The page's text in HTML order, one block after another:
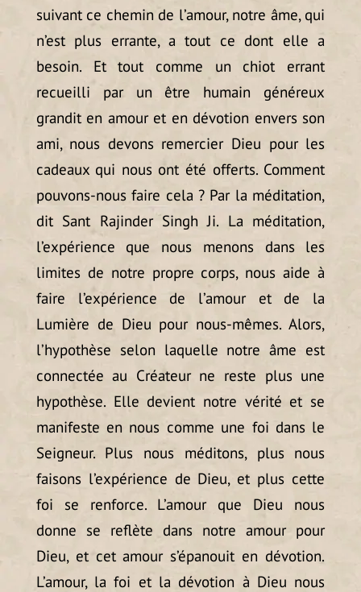
suivant ce chemin de l’amour, notre âme, qui
n’est plus errante, a tout ce dont elle a
besoin. Et tout comme un chiot errant
recueilli par un être humain généreux
grandit en amour et en dévotion envers son
ami, nous devons remercier Dieu pour les
cadeaux qui nous ont été offerts. Comment
pouvons-nous faire cela ? Par la méditation,
dit Sant Rajinder Singh Ji. La méditation,
l’expérience que nous menons dans les
limites de notre propre corps, nous aide à
faire l’expérience de l’amour et de la
Lumière de Dieu pour nous-mêmes. Alors,
l’hypothèse selon laquelle notre âme est
connectée au Créateur ne reste plus une
hypothèse. Elle devient notre vérité et se
manifeste en nous comme une foi dans le
Seigneur. Plus nous méditons, plus nous
faisons l’expérience de Dieu, et plus cette
foi se renforce. L’amour que Dieu nous
donne se reflète dans notre amour pour
Dieu, et cet amour s’épanouit en dévotion.
L’amour, la foi et la dévotion à Dieu nous